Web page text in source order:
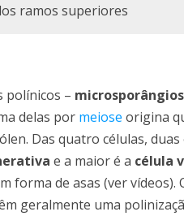
ramos superiores
polínicos – microsporângios
delas por meiose origina
Das quatro células,
e a maior é a célula
forma de asas (ver
geralmente uma